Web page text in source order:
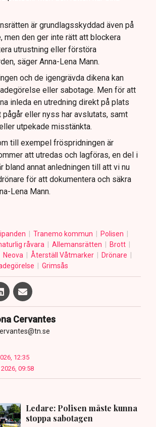
är grundlagsskyddad även på
men den ger inte rätt att blockera
utrustning eller förstöra
säger Anna-Lena Mann.
och de igengrävda dikena kan
eller sabotage. Men för att
inleda en utredning direkt på plats
pågår eller nyss har avslutats, samt
utpekade misstänkta.
till exempel fröspridningen är
att utredas och lagföras, en del i
bland annat anledningen till att vi nu
för att dokumentera och säkra
Lena Mann.
Tranemo kommun
Polisen
råvara
Allemansrätten
Brott
Neova Återställ Våtmarker
Drönare
Grimsås
Cervantes
12:35
09:58
Ledare: Polisen måste kunna
stoppa sabotagen